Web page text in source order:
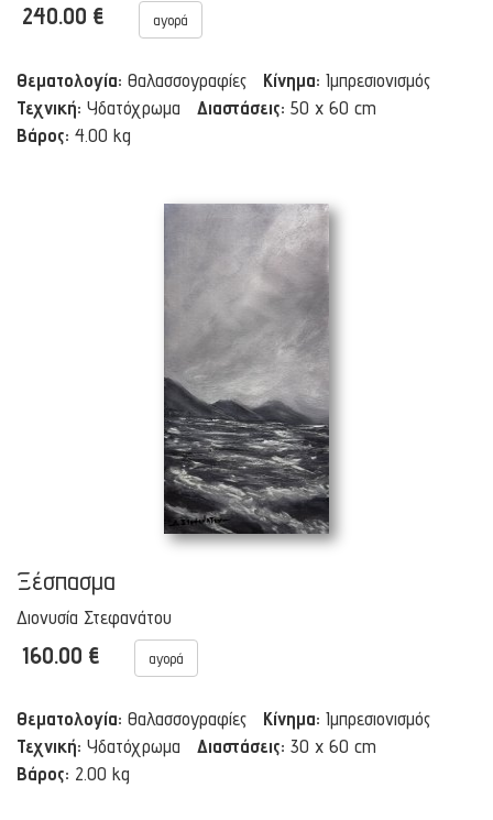
240.00 € αγορά
Θεματολογία: Θαλασσογραφίες Κίνημα: Ιμπρεσιονισμός
Τεχνική: Υδατόχρωμα Διαστάσεις: 50 x 60 cm
Βάρος: 4.00 kg
Ξέσπασμα
Διονυσία Στεφανάτου
160.00 € αγορά
Θεματολογία: Θαλασσογραφίες Κίνημα: Ιμπρεσιονισμός
Τεχνική: Υδατόχρωμα Διαστάσεις: 30 x 60 cm
Βάρος: 2.00 kg